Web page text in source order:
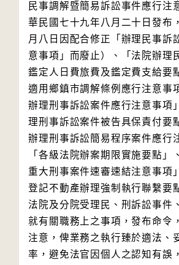
民事調解暨簡易訴訟事件應行注
華民國七十九年八月二十日發布
月八日因配合修正「辦理民事訴
意事項」而廢止）、「法院辦理
鑑定人日費旅費及鑑定費支給要
適用鄉鎮市調解條例應行注意事
辦理刑事訴訟案件應行注意事項
理刑事訴訟案件被告具保責付要
辦理刑事訴訟簡易程序案件應行
「各級法院辦案期限實施要點」
重大刑事案件速審速結注意事項
登記不動產辦理強制執行聯繫要
法院及分院受理民、刑訴訟事件
就有關職務上之事項，發布命令
注意，俾業務之執行臻於適法、
率，避免法官因個人之認知有誤